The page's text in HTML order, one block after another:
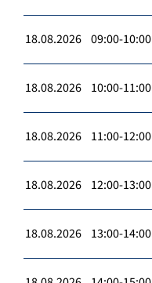
18.08.2026 09:00-10:00
18.08.2026 10:00-11:00
18.08.2026 11:00-12:00
18.08.2026 12:00-13:00
18.08.2026 13:00-14:00